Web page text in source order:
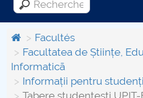
Despre Universitate
Facultés
Facultatea de Științe,
Informaticã
Informații pentru
Tabere studențești UPIT-